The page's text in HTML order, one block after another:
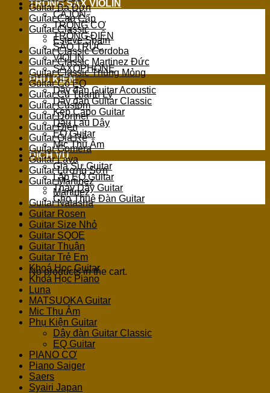
TRỐNG SAX VIOLIN
CAJON
TRỐNG CƠ
TRỐNG ĐIỆN
SÁO TRÚC
VIOLIN
SAXOPHONE
PHỤ KIỆN
Dây đàn Guitar Acoustic
Dây đàn Guitar Classic
Kẹp Capo Guitar
Dầu Lau Dây
EQ Guitar
Mic Thu Âm
DỊCH VỤ
Gia Sư Guitar
Lắp EQ Guitar
Thay Dây Guitar
Cho Thuê Đàn Guitar
Cart
No products in the cart.
Guitar Ba Đờn
Guitar Cao Cấp
Guitar Classic
Esteve Spain
Guitar Classic Cordoba
Guitar Classic Martinez Đức
Guitar Classic Thùng Mỏng
Guitar Có EQ
Guitar Cũ Thanh Lý
Guitar Custom
Guitar Donner
Guitar Điện
Guitar Giá Rẻ
Guitar Gomera
Guitar Lava
Guitar Lương Sơn
Guitar Martinez
Martinez
Guitar Natasha
Guitar Rosen
Guitar Size Nhỏ
Guitar SQOE
Guitar Thuận
Guitar Trẻ Em
Khoá Học Guitar
Khoá Học Piano
Luna
MATSUOKA Guitar
Mic Thu Âm
Phụ Kiện Guitar
Dây đàn Guitar Classic
EQ Guitar
PIANO CƠ
Piano Saiger
Saers
Syairi Japan